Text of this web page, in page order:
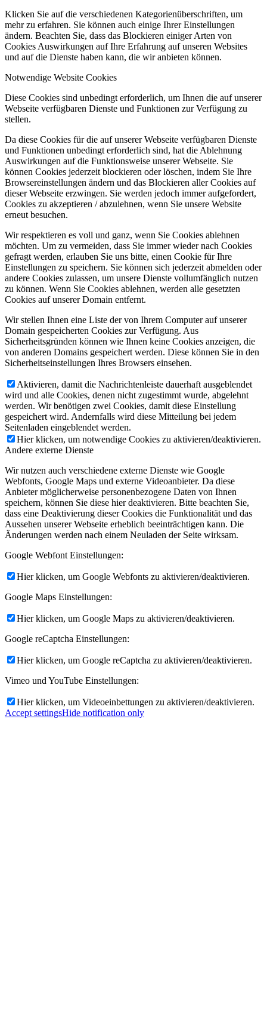
Klicken Sie auf die verschiedenen Kategorienüberschriften, um
mehr zu erfahren. Sie können auch einige Ihrer Einstellungen
ändern. Beachten Sie, dass das Blockieren einiger Arten von
Cookies Auswirkungen auf Ihre Erfahrung auf unseren Websites
und auf die Dienste haben kann, die wir anbieten können.
Notwendige Website Cookies
Diese Cookies sind unbedingt erforderlich, um Ihnen die auf unserer
Webseite verfügbaren Dienste und Funktionen zur Verfügung zu
stellen.
Da diese Cookies für die auf unserer Webseite verfügbaren Dienste
und Funktionen unbedingt erforderlich sind, hat die Ablehnung
Auswirkungen auf die Funktionsweise unserer Webseite. Sie
können Cookies jederzeit blockieren oder löschen, indem Sie Ihre
Browsereinstellungen ändern und das Blockieren aller Cookies auf
dieser Webseite erzwingen. Sie werden jedoch immer aufgefordert,
Cookies zu akzeptieren / abzulehnen, wenn Sie unsere Website
erneut besuchen.
Wir respektieren es voll und ganz, wenn Sie Cookies ablehnen
möchten. Um zu vermeiden, dass Sie immer wieder nach Cookies
gefragt werden, erlauben Sie uns bitte, einen Cookie für Ihre
Einstellungen zu speichern. Sie können sich jederzeit abmelden oder
andere Cookies zulassen, um unsere Dienste vollumfänglich nutzen
zu können. Wenn Sie Cookies ablehnen, werden alle gesetzten
Cookies auf unserer Domain entfernt.
Wir stellen Ihnen eine Liste der von Ihrem Computer auf unserer
Domain gespeicherten Cookies zur Verfügung. Aus
Sicherheitsgründen können wie Ihnen keine Cookies anzeigen, die
von anderen Domains gespeichert werden. Diese können Sie in den
Sicherheitseinstellungen Ihres Browsers einsehen.
Aktivieren, damit die Nachrichtenleiste dauerhaft ausgeblendet
wird und alle Cookies, denen nicht zugestimmt wurde, abgelehnt
werden. Wir benötigen zwei Cookies, damit diese Einstellung
gespeichert wird. Andernfalls wird diese Mitteilung bei jedem
Seitenladen eingeblendet werden.
Hier klicken, um notwendige Cookies zu aktivieren/deaktivieren.
Andere externe Dienste
Wir nutzen auch verschiedene externe Dienste wie Google
Webfonts, Google Maps und externe Videoanbieter. Da diese
Anbieter möglicherweise personenbezogene Daten von Ihnen
speichern, können Sie diese hier deaktivieren. Bitte beachten Sie,
dass eine Deaktivierung dieser Cookies die Funktionalität und das
Aussehen unserer Webseite erheblich beeinträchtigen kann. Die
Änderungen werden nach einem Neuladen der Seite wirksam.
Google Webfont Einstellungen:
Hier klicken, um Google Webfonts zu aktivieren/deaktivieren.
Google Maps Einstellungen:
Hier klicken, um Google Maps zu aktivieren/deaktivieren.
Google reCaptcha Einstellungen:
Hier klicken, um Google reCaptcha zu aktivieren/deaktivieren.
Vimeo und YouTube Einstellungen:
Hier klicken, um Videoeinbettungen zu aktivieren/deaktivieren.
Accept settingsHide notification only